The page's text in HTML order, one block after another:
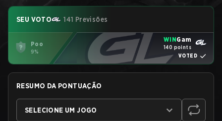
SEU VOTO 141 Previsões
Poo
9%
WINGam
140 points
VOTED
RESUMO DA PONTUAÇÃO
SELECIONE UM JOGO